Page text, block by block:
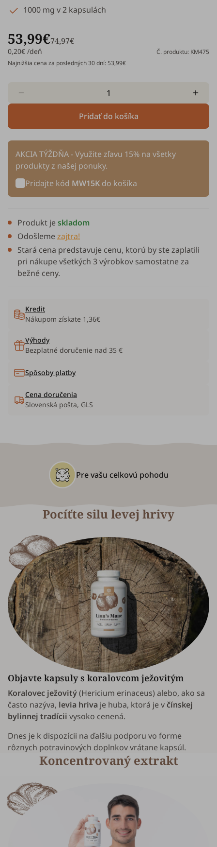
1000 mg v 2 kapsulách
53,99€74,97€
0,20€ /deň
Č. produktu: KM475
Najnižšia cena za posledných 30 dní: 53,99€
Pridať do košíka
AKCIA TÝŽDŇA - Využite zľavu 15% na všetky
produkty z našej ponuky.
Pridajte kód MW15K do košíka
Produkt jeskladom
Odošlemezajtra!
Stará cena predstavuje cenu, ktorú by ste zaplatili
pri nákupe všetkých 3 výrobkov samostatne za
bežné ceny.
Kredit
Nákupom získate 1,36€
Výhody
Bezplatné doručenie nad 35 €
Spôsoby platby
Cena doručenia
Slovenská pošta, GLS
Pre vašu celkovú pohodu
Pocíťte silu levej hrivy
Objavte kapsuly s koralovcom ježovitým
Koralovec ježovitý(Hericium erinaceus) alebo, ako sa
často nazýva, levia hriva je huba, ktorá je v čínskej
bylinnej tradícii vysoko cenená.
Dnes je k dispozícii na ďalšiu podporu vo forme
rôznych potravinových doplnkov vrátane kapsúl.
Koncentrovaný extrakt